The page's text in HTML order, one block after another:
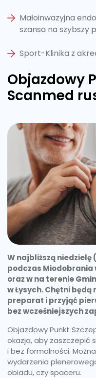
Małoinwazyjna
szansa na szybszy
Sport-Klinika z
Objazdowy
Scanmed
W najbliższą niedzielę
podczas Miodobrania
oraz w na terenie
w Łysych. Chętni
preparat i przyjąć
bez wcześniejszych
Objazdowy Punkt
okazja, aby zaszczepić
i bez formalności.
wydarzenia
obiadu, czy spaceru.